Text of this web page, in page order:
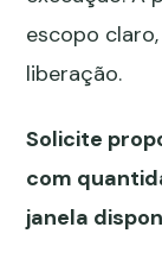
escopo
liberação.
Solicite
com
janela